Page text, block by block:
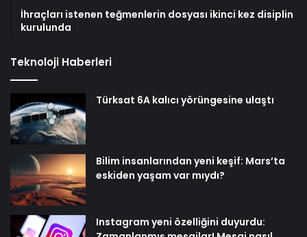
İhraçları istenen teğmenlerin dosyası ikinci kez disiplin
kurulunda
Teknoloji Haberleri
Türksat 6A kalıcı yörüngesine ulaştı
Bilim insanlarından yeni keşif: Mars’ta
eskiden yaşam var mıydı?
Instagram yeni özelliğini duyurdu: